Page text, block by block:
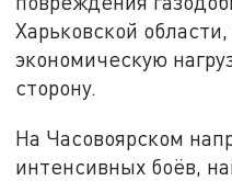
Харьковской
экономическую
сторону.
На Часовоярском
интенсивных боёв,